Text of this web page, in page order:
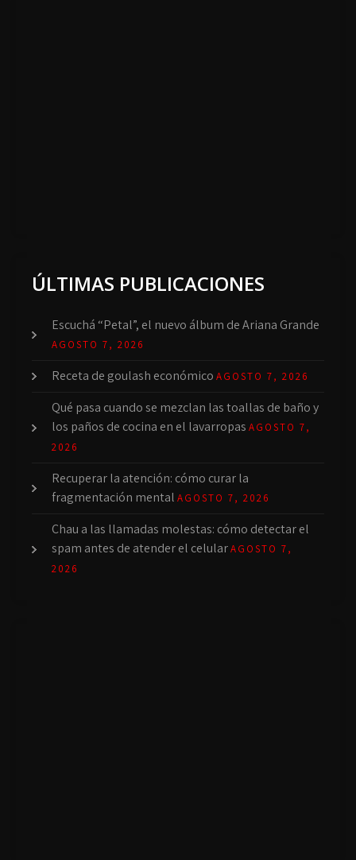
ÚLTIMAS PUBLICACIONES
Escuchá “Petal”, el nuevo álbum de Ariana Grande
AGOSTO 7, 2026
Receta de goulash económico AGOSTO 7, 2026
Qué pasa cuando se mezclan las toallas de baño y
los paños de cocina en el lavarropas AGOSTO 7,
2026
Recuperar la atención: cómo curar la
fragmentación mental AGOSTO 7, 2026
Chau a las llamadas molestas: cómo detectar el
spam antes de atender el celularAGOSTO 7,
2026